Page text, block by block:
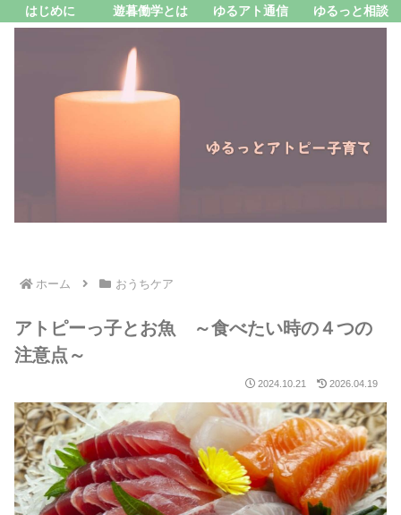
はじめに 遊暮働学とは ゆるアト通信 ゆるっと相談
ホーム おうちケア
アトピーっ子とお魚 ～食べたい時の４つの
注意点～
2024.10.21 2026.04.19